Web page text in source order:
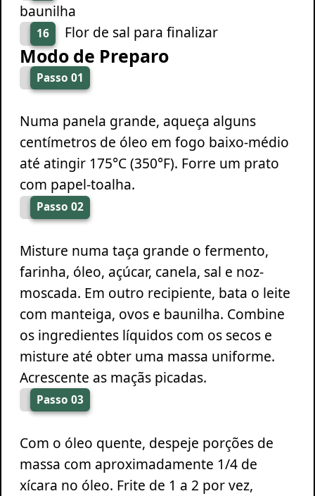
baunilha
16 Flor de sal para finalizar
Modo de Preparo
Passo 01
Numa panela grande, aqueça alguns
centímetros de óleo em fogo baixo-médio
até atingir 175°C (350°F). Forre um prato
com papel-toalha.
Passo 02
Misture numa taça grande o fermento,
farinha, óleo, açúcar, canela, sal e noz-
moscada. Em outro recipiente, bata o leite
com manteiga, ovos e baunilha. Combine
os ingredientes líquidos com os secos e
misture até obter uma massa uniforme.
Acrescente as maçãs picadas.
Passo 03
Com o óleo quente, despeje porções de
massa com aproximadamente 1/4 de
xícara no óleo. Frite de 1 a 2 por vez,